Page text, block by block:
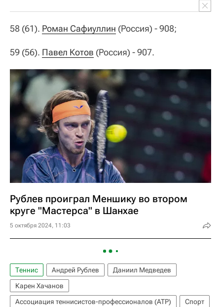
58 (61). Роман Сафиуллин (Россия) - 908;
59 (56). Павел Котов (Россия) - 907.
Рублев проиграл Меншику во втором
круге "Мастерса" в Шанхае
5 октября 2024, 11:03
Теннис Андрей Рублев
Даниил Медведев
Карен Хачанов
Ассоциация теннисистов-профессионалов (ATP)
Спорт